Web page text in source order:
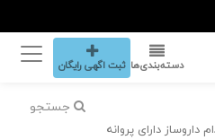
دسته‌بندی‌ها ثبت اگهی رایگان
جستجو
داروساز دارای پروانه